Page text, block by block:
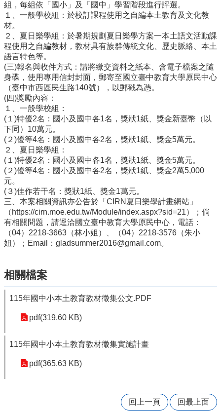
力
宇
教
育
平
台
正
常
教
學
自
我
檢
核
表
學
習
扶
助
方
案
科
評
量
翰
學
組，每組依「國小」及「國中」學習階段進行評選。
１、一般學校組：於校訂課程使用之自編本土教育及文化教
材。
２、夏日樂學組：於暑期規劃夏日樂學方案一本土語文活動課
程使用之自編教材，教材具有族群傳統文化、歷史脈絡、本土
語言特色等。
(三)報名與收件方式：請將繳交資料之紙本、含電子檔案之隨
身碟，使用專用信封封面，郵寄至國立臺中教育大學原民中心
（臺中市西區民生路140號），以郵戳為憑。
(四)獎勵內容：
１、一般學校組：
(１)特優2名：國小及國中各1名，獎狀1紙、獎金新臺幣（以
下同）10萬元。
(２)優等4名：國小及國中各2名，獎狀1紙、獎金5萬元。
２、夏日樂學組：
(１)特優2名：國小及國中各1名，獎狀1紙、獎金5萬元。
(２)優等4名：國小及國中各2名，獎狀1紙、獎金2萬5,000
元。
(３)佳作若干名：獎狀1紙、獎金1萬元。
三、本案相關資訊亦公告於「CIRN夏日樂學計畫網站」
（https://cirn.moe.edu.tw/Module/index.aspx?sid=21）；倘
有相關問題，請逕洽國立臺中教育大學原民中心，電話：
（04）2218-3663（林小姐）、（04）2218-3576（朱小
姐）；Email：gladsummer2016@gmail.com。
相關檔案
115年國中小本土教育教材徵集公文.PDF
pdf(319.60 KB)
115年國中小本土教育教材徵集實施計畫
pdf(365.63 KB)
回上一頁 回最上面